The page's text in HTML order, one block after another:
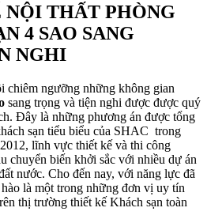
THẤT PHÒNG
4 SAO SANG
NGHI
chiêm ngưỡng những không gian
sang trọng và tiện nghi được được quý
Đây là những phương án được tổng
sạn tiểu biểu của SHAC trong
lĩnh vực thiết kế và thi công
chuyển biến khởi sắc với nhiều dự án
nước. Cho đến nay, với năng lực đã
là một trong những đơn vị uy tín
thị trường thiết kế Khách sạn toàn